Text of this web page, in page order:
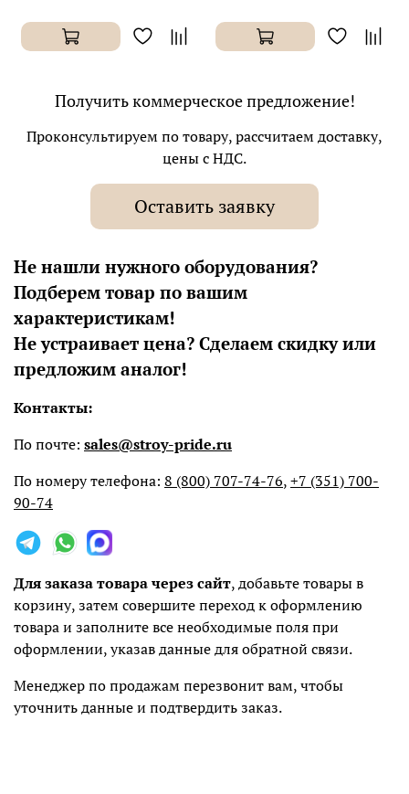
Получить коммерческое предложение!
Проконсультируем по товару, рассчитаем доставку,
цены с НДС.
Оставить заявку
Не нашли нужного оборудования?
Подберем товар по вашим
характеристикам!
Не устраивает цена? Сделаем скидку или
предложим аналог!
Контакты:
По почте: sales@stroy-pride.ru
По номеру телефона: 8 (800) 707-74-76,+7 (351) 700-
90-74
Для заказа товара через сайт, добавьте товары в
корзину, затем совершите переход к оформлению
товара и заполните все необходимые поля при
оформлении, указав данные для обратной связи.
Менеджер по продажам перезвонит вам, чтобы
уточнить данные и подтвердить заказ.